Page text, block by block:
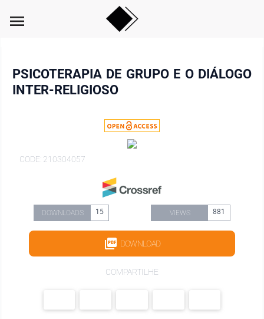
menu
PSICOTERAPIA DE GRUPO E O DIÁLOGO
INTER-RELIGIOSO
CODE: 210304057
DOWNLOADS 15 VIEWS 881
DOWNLOAD
COMPARTILHE